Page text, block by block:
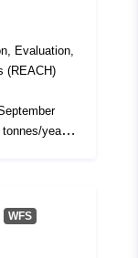
Evaluation,
(REACH)
year
H2020
DOI:
2022: added
WFS